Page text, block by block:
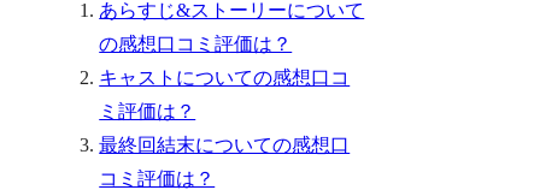
あらすじ&ストーリーについて
の感想口コミ評価は？
キャストについての感想口コ
ミ評価は？
最終回結末についての感想口
コミ評価は？